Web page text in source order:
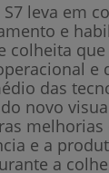
leva em
e
colheita
e
das
novo
melhorias
e a
a